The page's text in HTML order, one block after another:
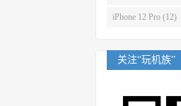
iPhone 12 Pro (12)
关注“玩机族”